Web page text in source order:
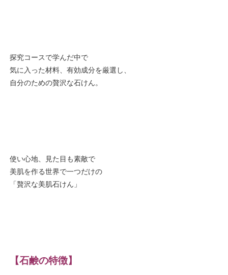
探究コースで学んだ中で
気に入った材料、有効成分を厳選し、
自分のための贅沢な石けん。
使い心地、見た目も素敵で
美肌を作る世界で一つだけの
「贅沢な美肌石けん」
【石鹸の特徴】